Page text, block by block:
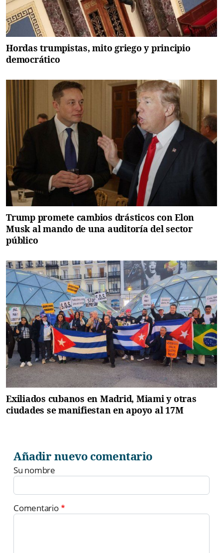
Hordas trumpistas, mito griego y principio
democrático
Trump promete cambios drásticos con Elon
Musk al mando de una auditoría del sector
público
Exiliados cubanos en Madrid, Miami y otras
ciudades se manifiestan en apoyo al 17M
Añadir nuevo comentario
Su nombre
Comentario